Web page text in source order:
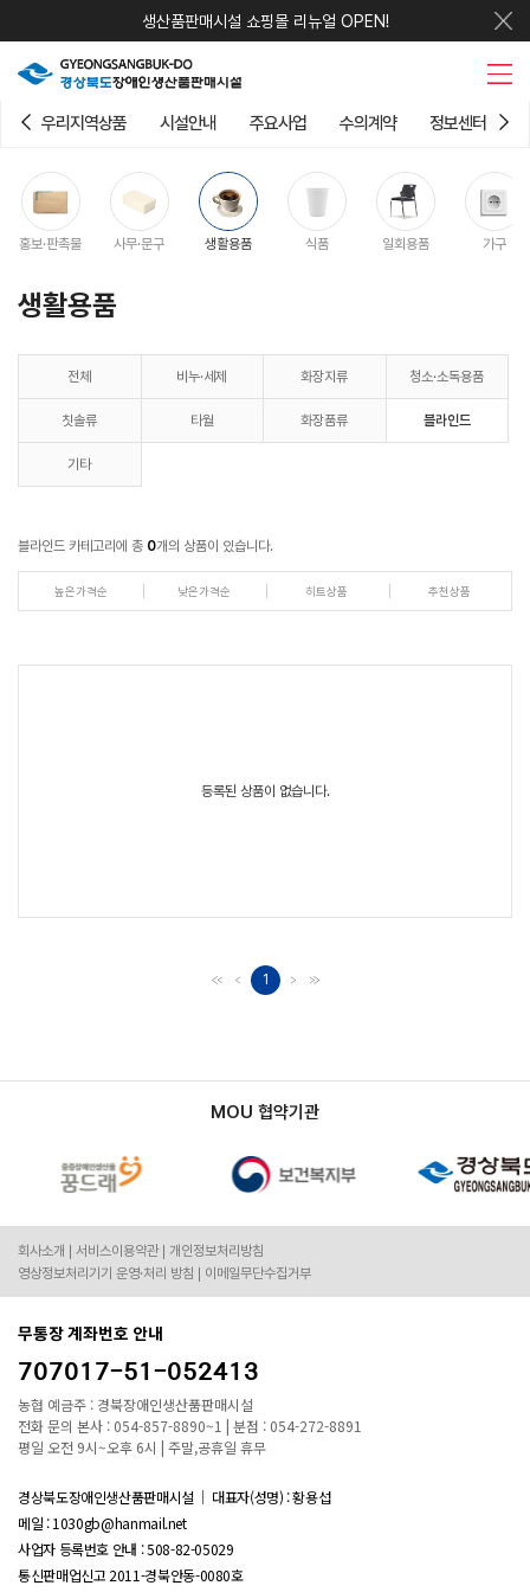
생산품판매시설 쇼핑몰 리뉴얼 OPEN!
우리지역상품 시설안내 주요사업 수의계약 정보센터
홍보·판촉물 사무·문구 생활용품 식품 일회용품 가구
생활용품
전체 비누·세제 화장지류 청소·소독용품
칫솔류 타월 화장품류 블라인드
기타
블라인드 카테고리에 총 0개의 상품이 있습니다.
높은가격순 낮은가격순 히트상품 추천상품
등록된 상품이 없습니다.
1
MOU 협약기관
회사소개 서비스이용약관
개인정보처리방침
영상정보처리기기 운영·처리 방침
이메일무단수집거부
무통장 계좌번호 안내
707017-51-052413
농협 예금주 : 경북장애인생산품판매시설
전화 문의 본사 : 054-857-8890~1 | 분점 : 054-272-8891
평일 오전 9시~오후 6시 | 주말,공휴일 휴무
경상북도장애인생산품판매시설
대표자(성명) : 황용섭
메일 : 1030gb@hanmail.net
사업자 등록번호 안내 :508-82-05029
통신판매업신고 2011-경북안동-0080호